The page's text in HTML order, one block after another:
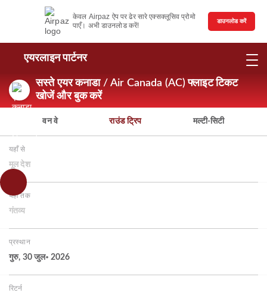
केवल Airpaz ऐप पर ढेर सारे एक्सक्लूसिव प्रोमो
पाएँ। अभी डाउनलोड करें!
डाउनलोड करें
एयरलाइन पार्टनर
सस्ते एयर कनाडा / Air Canada (AC) फ्लाइट टिकट
खोजें और बुक करें
वन वे राउंड ट्रिप मल्टी-सिटी
यहाँ से
मूल देश
यहाँ तक
गंतव्य
प्रस्थान
गुरु, 30 जुल॰ 2026
रिटर्न